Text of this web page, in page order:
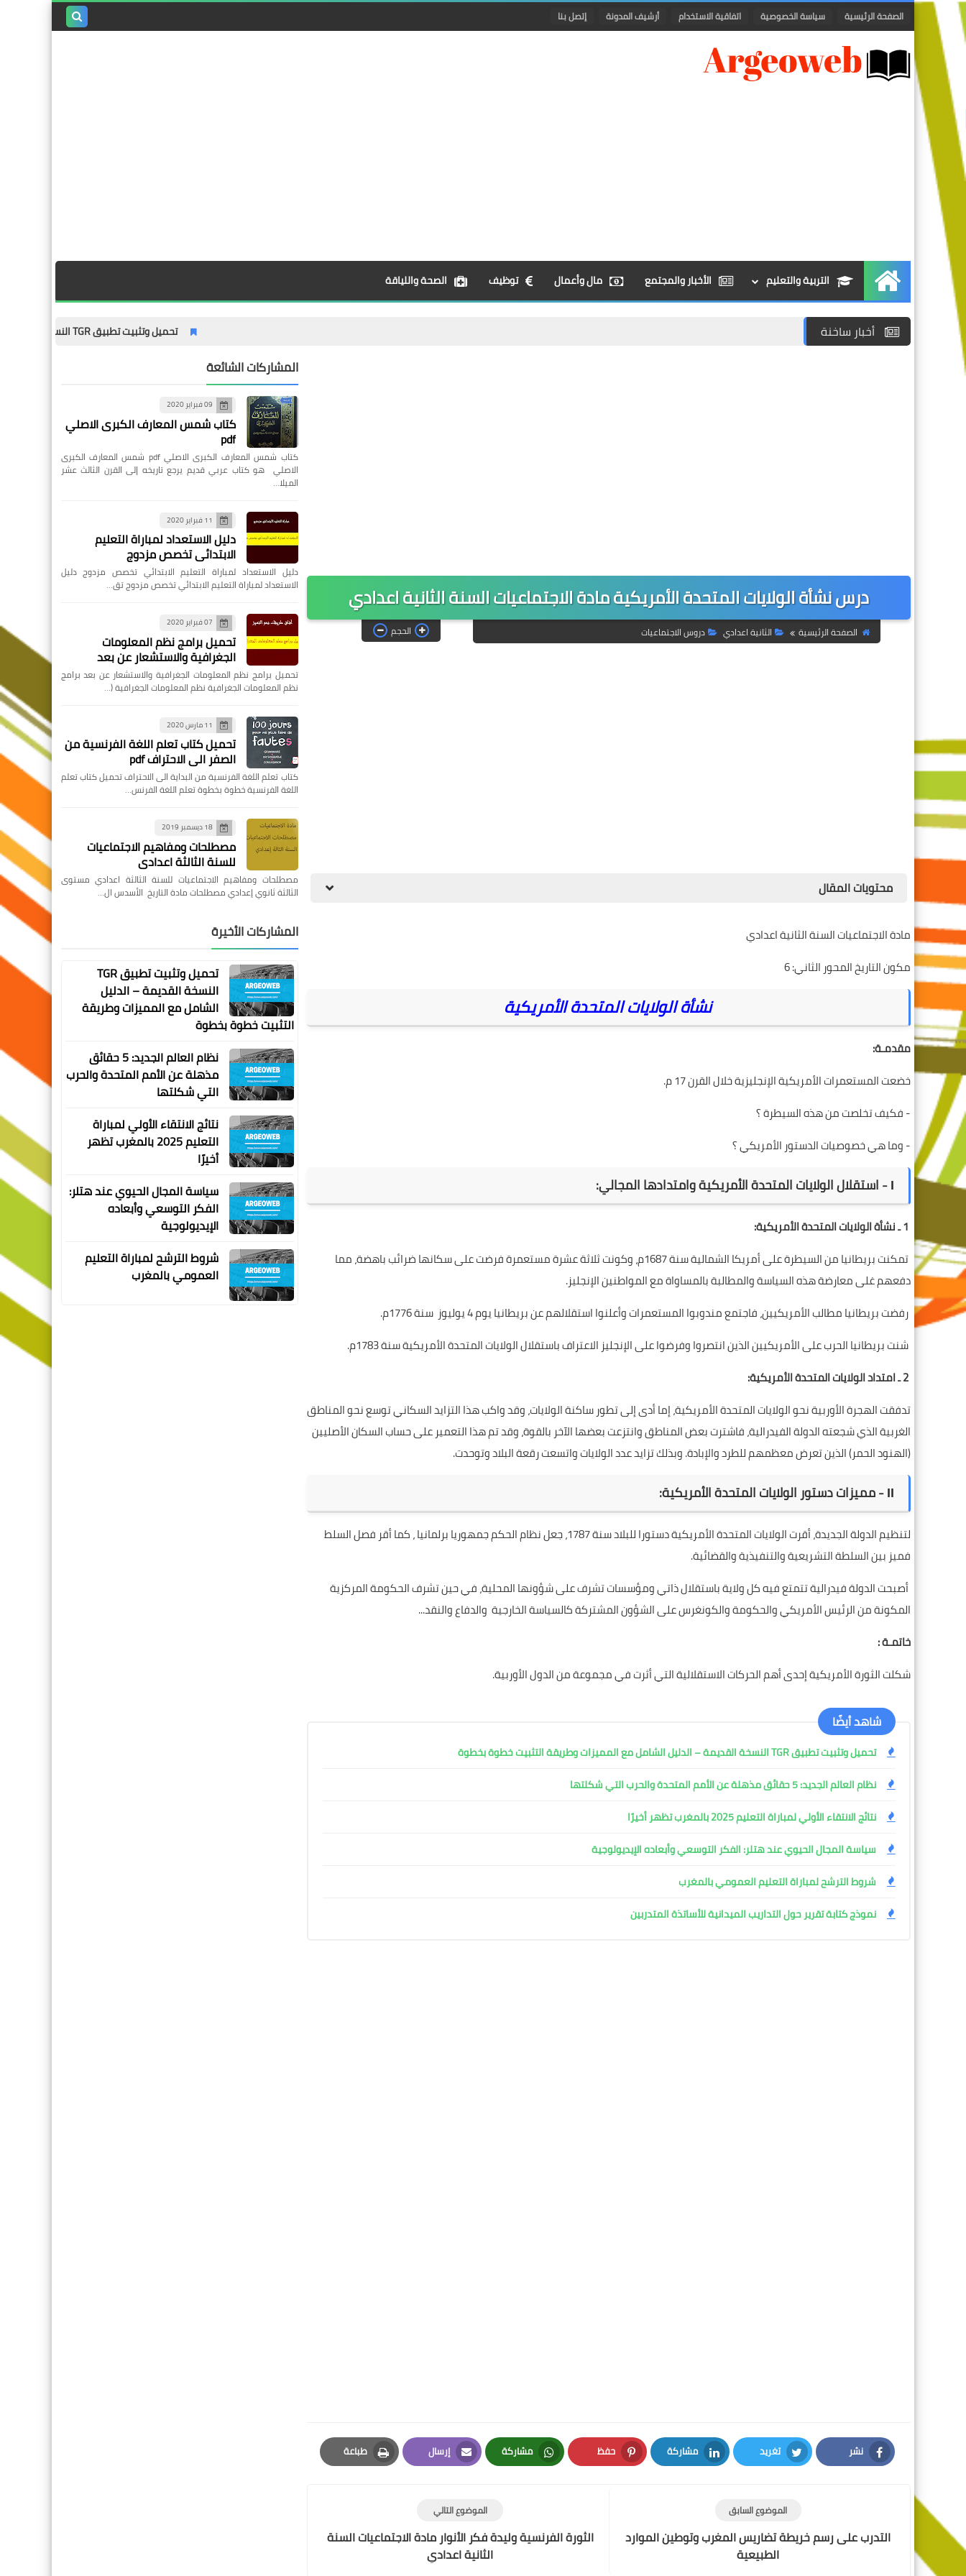
الصفحة الرئيسية سياسة الخصوصية اتفاقية الاستخدام أرشيف المدونة إتصل بنا
الرئيسية التربية والتعليم الأخبار والمجتمع مال وأعمال توظيف الصحة واللياقة
أخبار ساخنة تحميل وتثبيت تطبيق TGR النسخة القديمة – الدليل الشامل مع المميزات وطريقة التثبيت خطوة بخطوة
درس نشأة الولايات المتحدة الأمريكية مادة الاجتماعيات السنة الثانية اعدادي
الصفحة الرئيسية الثانية اعدادي دروس الاجتماعيات الحجم
محتويات المقال
مادة الاجتماعيات السنة الثانية اعدادي
مكون التاريخ المحور الثاني: 6
نشأة الولايات المتحدة الأمريكية
مقدمـة:
خضعت المستعمرات الأمريكية الإنجليزية خلال القرن 17 م.
-فكيف تخلصت من هذه السيطرة ؟
-وما هي خصوصيات الدستور الأمريكي ؟
І - استقلال الولايات المتحدة الأمريكية وامتدادها المجالي:
1 ـ نشأة الولايات المتحدة الأمريكية:
تمكنت بريطانيا من السيطرة على أمريكا الشمالية سنة 1687م، وكونت ثلاثة عشرة مستعمرة فرضت على سكانها ضرائب باهضة، مما
دفعهم غلى معارضة هذه السياسة والمطالبة بالمساواة مع المواطنين الإنجليز.
رفضت بريطانيا مطالب الأمريكيين، فاجتمع مندوبوا المستعمرات وأعلنوا استقلالهم عن بريطانيا يوم 4 يوليوز سنة 1776م.
شنت بريطانيا الحرب على الأمريكيين الذين انتصروا وفرضوا على الإنجليز الاعتراف باستقلال الولايات المتحدة الأمريكية سنة 1783م.
2 ـ امتداد الولايات المتحدة الأمريكية:
تدفقت الهجرة الأوربية نحو الولايات المتحدة الأمريكية، إما أدى إلى تطور ساكنة الولايات، وقد واكب هذا التزايد السكاني توسع نحو المناطق
الغربية الذي شجعته الدولة الفيدرالية، فاشترت بعض المناطق وانتزعت بعضها الآخر بالقوة، وقد تم هذا التعمير على حساب السكان الأصليين
(الهنود الحمر) الذين تعرض معظمهم للطرد والإبادة. وبذلك تزايد عدد الولايات واتسعت رقعة البلاد وتوحدت.
ІІ - مميزات دستور الولايات المتحدة الأمريكية:
لتنظيم الدولة الجديدة، أقرت الولايات المتحدة الأمريكية دستورا للبلاد سنة 1787، جعل نظام الحكم جمهوريا برلمانيا ، كما أقر فصل السلط
فميز بين السلطة التشريعية والتنفيذية والقضائية.
أصبحت الدولة فيدرالية تتمتع فيه كل ولاية باستقلال ذاتي ومؤسسات تشرف على شؤونها المحلية، في حين تشرف الحكومة المركزية
المكونة من الرئيس الأمريكي والحكومة والكونغرس على الشؤون المشتركة كالسياسة الخارجية والدفاع والنقد...
خاتمـة :
شكلت الثورة الأمريكية إحدى أهم الحركات الاستقلالية التي أثرت في مجموعة من الدول الأوربية.
شاهد أيضًا
تحميل وتثبيت تطبيق TGR النسخة القديمة – الدليل الشامل مع المميزات وطريقة التثبيت خطوة بخطوة
نظام العالم الجديد: 5 حقائق مذهلة عن الأمم المتحدة والحرب التي شكلتها
نتائج الانتقاء الأولي لمباراة التعليم 2025 بالمغرب تظهر أخيرًا
سياسة المجال الحيوي عند هتلر: الفكر التوسعي وأبعاده الإيديولوجية
شروط الترشح لمباراة التعليم العمومي بالمغرب
نموذج كتابة تقرير حول التداريب الميدانية للأساتذة المتدربين
نشر
Facebook
تغريد
Twitter
مشاركة
LinkedIn
حفظ
Pinterest
مشاركة
Whatsapp
إرسال
Email
طباعة
Print
الموضوع التالي
الثورة الفرنسية وليدة فكر الأنوار مادة الاجتماعيات السنة
الثانية اعدادي
الموضوع السابق
التدرب على رسم خريطة تضاريس المغرب وتوطين الموارد
الطبيعية
المشاركات الشائعة
09 فبراير 2020
كتاب شمس المعارف الكبرى الاصلي
pdf
كتاب شمس المعارف الكبرى الاصلي pdf شمس المعارف الكبرى
الاصلي هو كتاب عربي قديم يرجع تاريخه إلى القرن الثالث عشر
الميلا…
11 فبراير 2020
دليل الاستعداد لمباراة التعليم
الابتدائي تخصص مزدوج
دليل الاستعداد لمباراة التعليم الابتدائي تخصص مزدوج دليل
الاستعداد لمباراة التعليم الابتدائي تخصص مزدوج تق…
07 فبراير 2020
تحميل برامج نظم المعلومات
الجغرافية والاستشعار عن بعد
تحميل برامج نظم المعلومات الجغرافية والاستشعار عن بعد برامج
نظم المعلومات الجغرافية نظم المعلومات الجغرافية (…
11 مارس 2020
تحميل كتاب تعلم اللغة الفرنسية من
الصفر الى الاحتراف pdf
كتاب تعلم اللغة الفرنسية من البداية الى الاحتراف تحميل كتاب تعلم
اللغة الفرنسية خطوة بخطوة تعلم اللغة الفرنس…
18 ديسمبر 2019
مصطلحات ومفاهيم الاجتماعيات
للسنة الثالثة اعدادي
مصطلحات ومفاهيم الاجتماعيات للسنة الثالثة اعدادي مستوى
الثالثة ثانوي إعدادي مصطلحات مادة التاريخ الأسدس ال…
المشاركات الأخيرة
تحميل وتثبيت تطبيق TGR
النسخة القديمة – الدليل
الشامل مع المميزات وطريقة
التثبيت خطوة بخطوة
نظام العالم الجديد: 5 حقائق
مذهلة عن الأمم المتحدة والحرب
التي شكلتها
نتائج الانتقاء الأولي لمباراة
التعليم 2025 بالمغرب تظهر
أخيرًا
سياسة المجال الحيوي عند هتلر:
الفكر التوسعي وأبعاده
الإيديولوجية
شروط الترشح لمباراة التعليم
العمومي بالمغرب